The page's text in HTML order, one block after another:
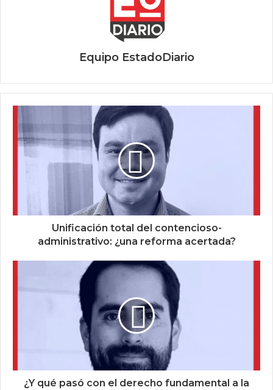
Equipo EstadoDiario
Unificación total del contencioso-
administrativo: ¿una reforma acertada?
¿Y qué pasó con el derecho fundamental a la